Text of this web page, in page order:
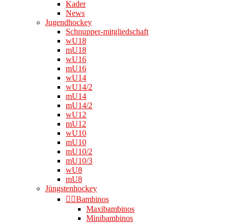
Kader
News
Jugendhockey
Schnupper-mitgliedschaft
wU18
mU18
wU16
mU16
wU14
wU14/2
mU14
mU14/2
wU12
mU12
wU10
mU10
mU10/2
mU10/3
wU8
mU8
Jüngstenhockey
👉🏻Bambinos
Maxibambinos
Minibambinos